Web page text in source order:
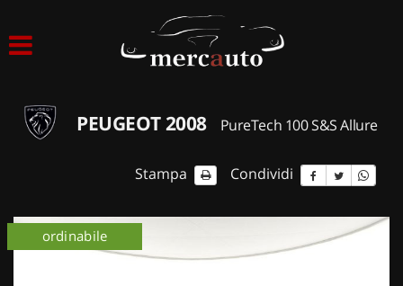
ACQUISTIAMO USATO
NOLEGGIO AUTO
PEUGEOT 2008 PureTech 100 S&S Allure
Stampa Condividi
ordinabile